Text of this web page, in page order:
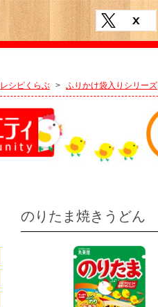
レシピくらぶ > ふりかけ袋入りシリーズ
のりたま焼きうどん